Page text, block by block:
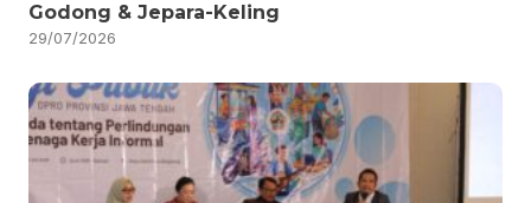
Godong & Jepara-Keling
29/07/2026